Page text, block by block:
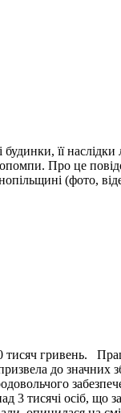
її
Про це
(фото,
тисяч гривень.
до значних
3 тисячі осіб, що